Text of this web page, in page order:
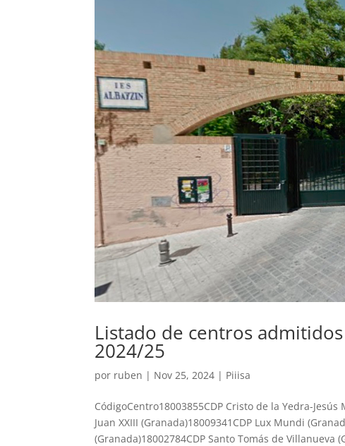
Listado de centros
2024/25
por ruben | Nov 25, 2024 | Piiisa
CódigoCentro18003855CDP Cristo de la Yedra-
Juan XXIII (Granada)18009341CDP Lux Mundi
(Granada)18002784CDP Santo Tomás de Villanueva